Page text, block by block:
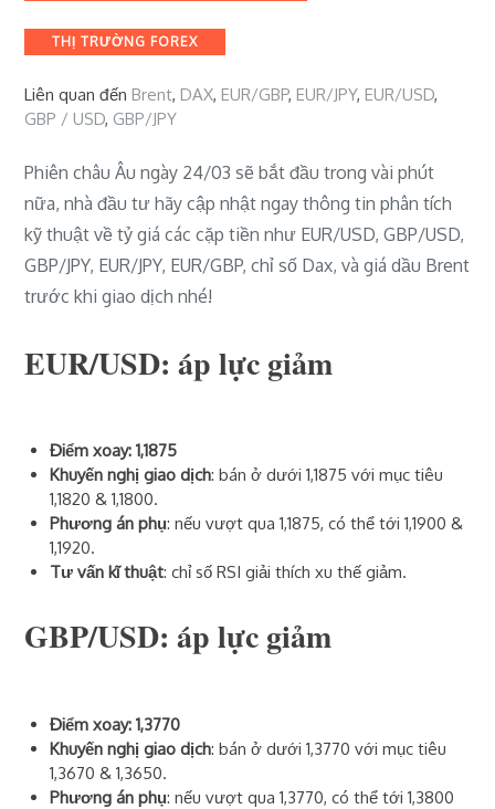
THỊ TRƯỜNG FOREX
Liên quan đếnBrent,DAX,EUR/GBP,EUR/JPY,EUR/USD,
GBP / USD, GBP/JPY
Phiên châu Âu ngày 24/03 sẽ bắt đầu trong vài phút
nữa, nhà đầu tư hãy cập nhật ngay thông tin phân tích
kỹ thuật về tỷ giá các cặp tiền như EUR/USD, GBP/USD,
GBP/JPY, EUR/JPY, EUR/GBP, chỉ số Dax, và giá dầu Brent
trước khi giao dịch nhé!
EUR/USD: áp lực giảm
Điểm xoay: 1,1875
Khuyến nghị giao dịch: bán ở dưới 1,1875 với mục tiêu
1,1820 & 1,1800.
Phương án phụ: nếu vượt qua 1,1875, có thể tới 1,1900 &
1,1920.
Tư vấn kĩ thuật: chỉ số RSI giải thích xu thế giảm.
GBP/USD: áp lực giảm
Điểm xoay: 1,3770
Khuyến nghị giao dịch: bán ở dưới 1,3770 với mục tiêu
1,3670 & 1,3650.
Phương án phụ: nếu vượt qua 1,3770, có thể tới 1,3800